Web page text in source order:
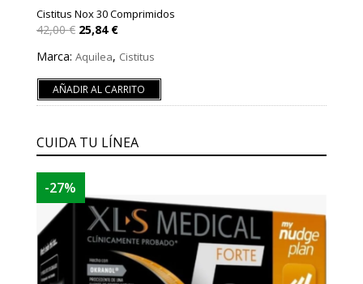
Cistitus Nox 30 Comprimidos
42,00€ El
precio
original
era:
25,84 €El
actual
es:
Marca: Aquilea, Cistitus
AÑADIR AL CARRITO
CUIDA TU LÍNEA
-27%